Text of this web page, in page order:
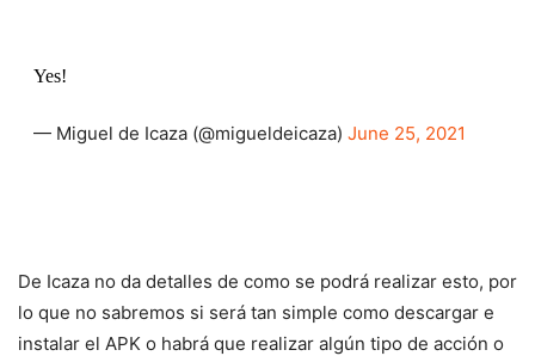
Yes!
— Miguel de Icaza (@migueldeicaza) June 25, 2021
De Icaza no da detalles de como se podrá realizar esto, por
lo que no sabremos si será tan simple como descargar e
instalar el APK o habrá que realizar algún tipo de acción o